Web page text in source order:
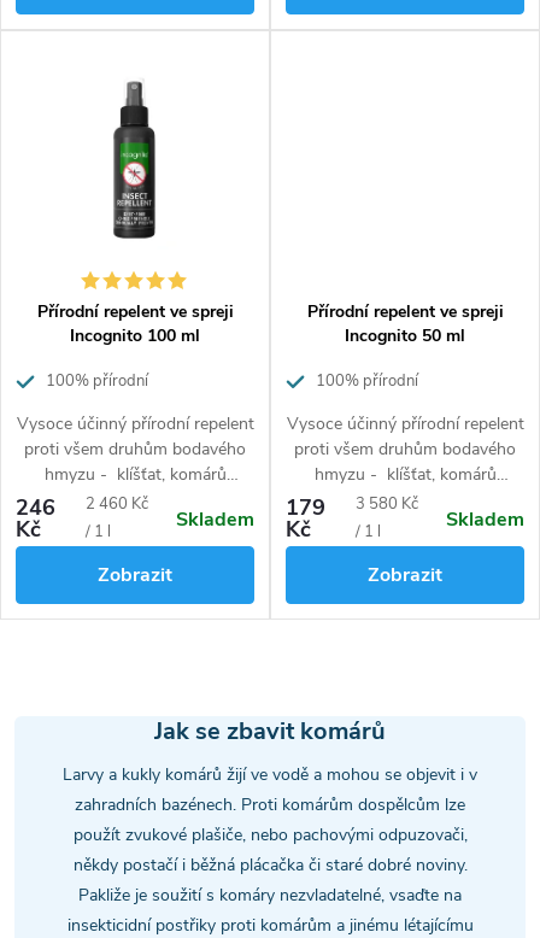
Přírodní repelent ve spreji
Incognito 100 ml
100% přírodní
Vysoce účinný přírodní repelent
proti všem druhům bodavého
hmyzu - klíšťat, komárů
(včetně komára tygrovaného),
blech, štěnic, muchniček, vos,
včel, much, koutulí, ovádů a
dalších. Neobsahuje DEET.
246
Kč
Měrná
cena:
2 460 Kč
/ 1 l
Skladem
Zobrazit
Přírodní repelent ve spreji
Incognito 50 ml
100% přírodní
Vysoce účinný přírodní repelent
proti všem druhům bodavého
hmyzu - klíšťat, komárů
(včetně komára tygrovaného),
blech, štěnic, muchniček, vos,
včel, much, koutulí, ovádů a
dalších. Neobsahuje DEET.
179
Kč
Měrná
cena:
3 580 Kč
/ 1 l
Skladem
Zobrazit
Jak se zbavit komárů
Larvy a kukly komárů žijí ve vodě a mohou se objevit i v
zahradních bazénech. Proti komárům dospělcům lze
použít zvukové plašiče, nebo pachovými odpuzovači,
někdy postačí i běžná plácačka či staré dobré noviny.
Pakliže je soužití s komáry nezvladatelné, vsaďte na
insekticidní postřiky proti komárům a jinému létajícímu